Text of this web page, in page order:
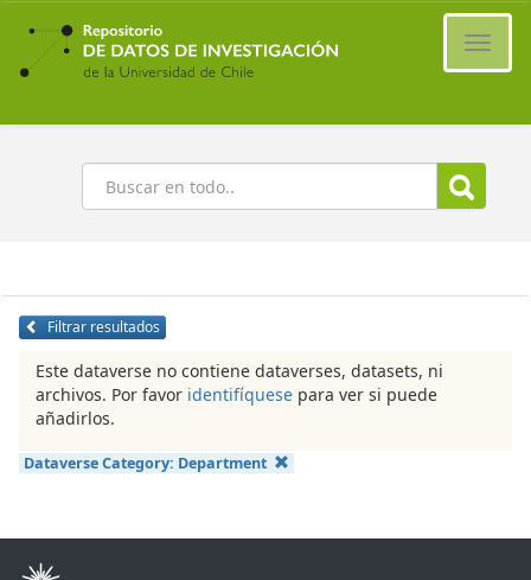
Ir
contenido
principal
Buscar
Filtrar resultados
Este dataverse no contiene dataverses, datasets, ni
archivos. Por favor identifíquese para ver si puede
añadirlos.
Dataverse Category: Department